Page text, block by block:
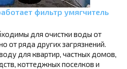
фильтр умягчитель
для очистки воды от
от ряда других загрязнений.
для квартир, частных домов,
коттеджных поселков и